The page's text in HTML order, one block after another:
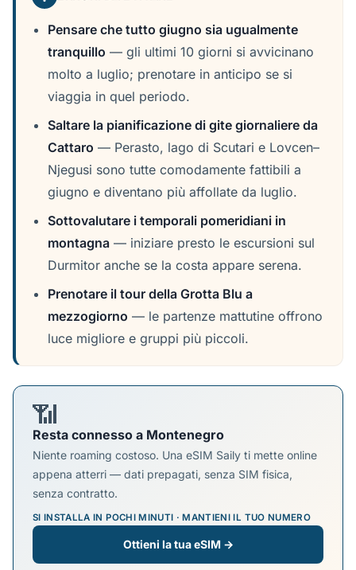
Pensare che tutto giugno sia ugualmente
tranquillo — gli ultimi 10 giorni si avvicinano
molto a luglio; prenotare in anticipo se si
viaggia in quel periodo.
Saltare la pianificazione di gite giornaliere da
Cattaro — Perasto, lago di Scutari e Lovcen–
Njegusi sono tutte comodamente fattibili a
giugno e diventano più affollate da luglio.
Sottovalutare i temporali pomeridiani in
montagna — iniziare presto le escursioni sul
Durmitor anche se la costa appare serena.
Prenotare il tour della Grotta Blu a
mezzogiorno — le partenze mattutine offrono
luce migliore e gruppi più piccoli.
📶
Resta connesso a Montenegro
Niente roaming costoso. Una eSIM Saily ti mette online
appena atterri — dati prepagati, senza SIM fisica,
senza contratto.
SI INSTALLA IN POCHI MINUTI · MANTIENI IL TUO NUMERO
Ottieni la tua eSIM →